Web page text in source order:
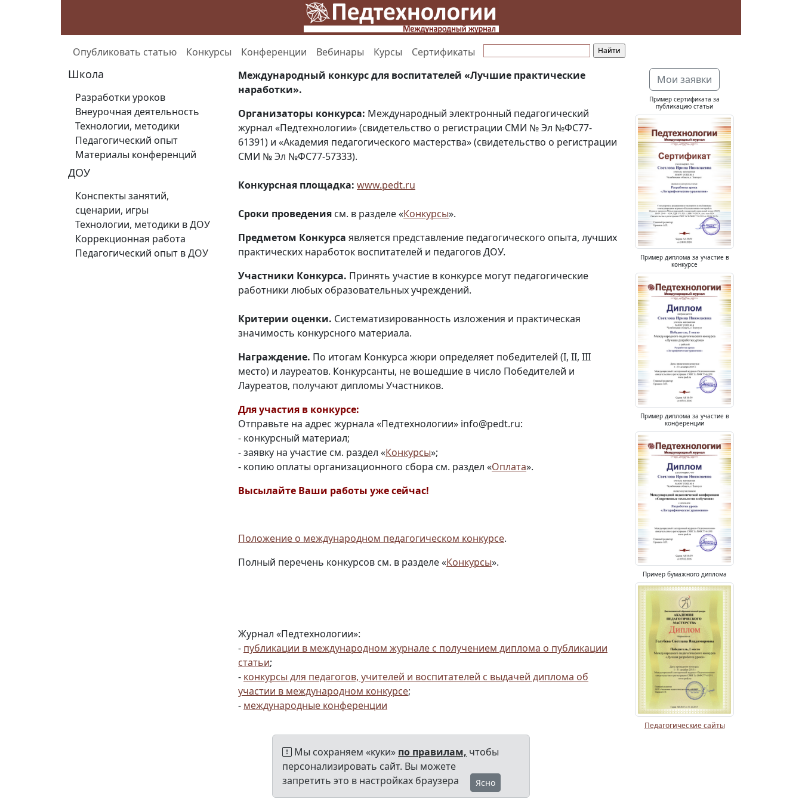
Опубликовать статью Конкурсы Конференции Вебинары Курсы Сертификаты
Школа
Разработки уроков
Внеурочная деятельность
Технологии, методики
Педагогический опыт
Материалы конференций
ДОУ
Конспекты занятий,
сценарии, игры
Технологии, методики в ДОУ
Коррекционная работа
Педагогический опыт в ДОУ
Международный конкурс для воспитателей «Лучшие практические
наработки».
Организаторы конкурса: Международный электронный педагогический
журнал «Педтехнологии» (свидетельство о регистрации СМИ № Эл №ФС77-
61391) и «Академия педагогического мастерства» (свидетельство о регистрации
СМИ № Эл №ФС77-57333).
Конкурсная площадка: www.pedt.ru
Сроки проведения см. в разделе «Конкурсы».
Предметом Конкурса является представление педагогического опыта, лучших
практических наработок воспитателей и педагогов ДОУ.
Участники Конкурса. Принять участие в конкурсе могут педагогические
работники любых образовательных учреждений.
Критерии оценки. Систематизированность изложения и практическая
значимость конкурсного материала.
Награждение. По итогам Конкурса жюри определяет победителей (I, II, III
место) и лауреатов. Конкурсанты, не вошедшие в число Победителей и
Лауреатов, получают дипломы Участников.
Для участия в конкурсе:
Отправьте на адрес журнала «Педтехнологии» info@pedt.ru:
- конкурсный материал;
- заявку на участие см. раздел «Конкурсы»;
- копию оплаты организационного сбора см. раздел «Оплата».
Высылайте Ваши работы уже сейчас!
Положение о международном педагогическом конкурсе.
Полный перечень конкурсов см. в разделе «Конкурсы».
Журнал «Педтехнологии»:
- публикации в международном журнале с получением диплома о публикации
статьи;
- конкурсы для педагогов, учителей и воспитателей с выдачей диплома об
участии в международном конкурсе;
- международные конференции
Мои заявки
Пример сертификата за
публикацию статьи
Пример диплома за участие в
конкурсе
Пример диплома за участие в
конференции
Пример бумажного диплома
Педагогические сайты
Мы сохраняем «куки» по правилам, чтобы
персонализировать сайт. Вы можете
запретить это в настройках браузера
Ясно